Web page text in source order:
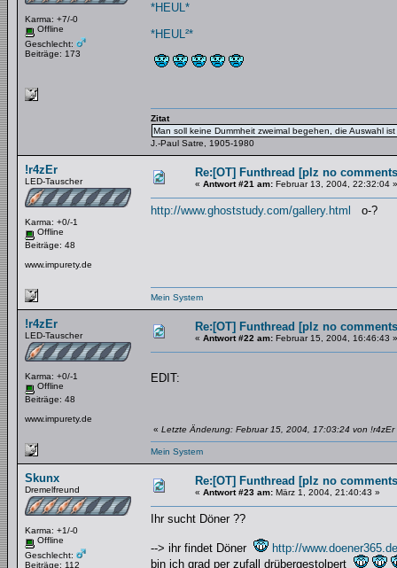
Karma: +7/-0
Offline
Geschlecht:
Beiträge: 173
*HEUL*
*HEUL²*
Zitat
Man soll keine Dummheit zweimal begehen, die Auswahl
J.-Paul Satre, 1905-1980
!r4zEr
LED-Tauscher
Karma: +0/-1
Offline
Beiträge: 48
www.impurety.de
Re:[OT] Funthread [plz no
« Antwort #21 am: Februar 13, 2004, 22:32:04 »
http://www.ghoststudy.com/gallery.html o-?
Mein System
!r4zEr
LED-Tauscher
Karma: +0/-1
Offline
Beiträge: 48
www.impurety.de
Re:[OT] Funthread [plz no
« Antwort #22 am: Februar 15, 2004, 16:46:43 »
EDIT:
« Letzte Änderung: Februar 15, 2004, 17:03:24 von !r4zEr
Mein System
Skunx
Dremelfreund
Karma: +1/-0
Offline
Geschlecht:
Beiträge: 112
Re:[OT] Funthread [plz no
« Antwort #23 am: März 1, 2004, 21:40:43 »
Ihr sucht Döner ??
--> ihr findet Döner
http://www.doener365.de
bin ich grad per zufall drübergestolpert